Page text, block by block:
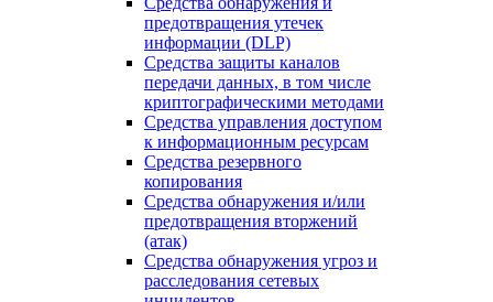
предотвращения утечек
информации (DLP)
Средства защиты каналов
передачи данных, в том числе
криптографическими методами
Средства управления доступом
к информационным ресурсам
Средства резервного
копирования
Средства обнаружения и/или
предотвращения вторжений
(атак)
Средства обнаружения угроз и
расследования сетевых